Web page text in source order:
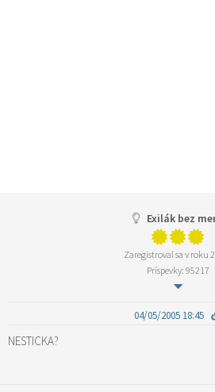
Exilák bez
Zaregistroval sa v roku
Príspevky: 95217
04/05/2005 18:45
NESTICKA?